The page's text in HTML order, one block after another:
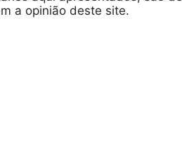
a opinião deste site.